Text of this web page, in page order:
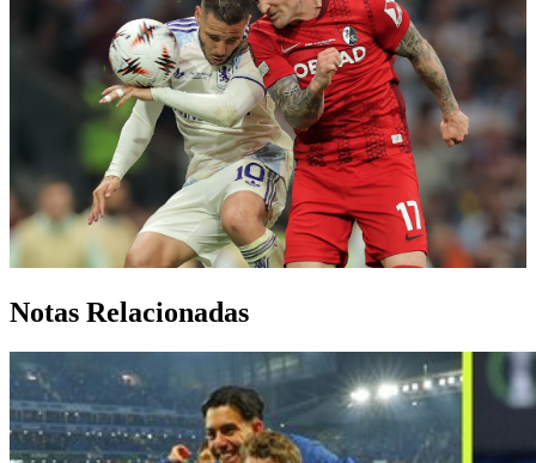
Notas Relacionadas